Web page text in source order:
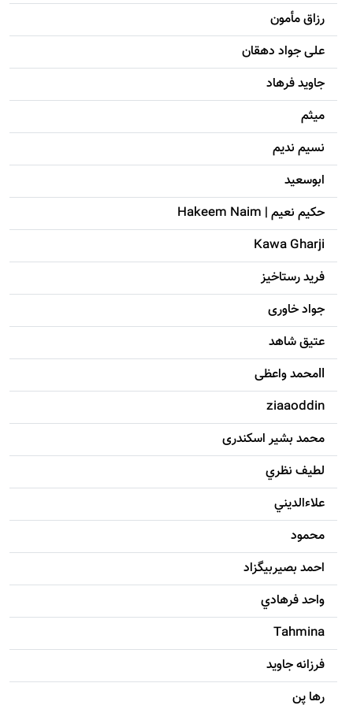
رزاق مأمون
علی جواد دهقان
جاويد فرهاد
میثم
نسیم ندیم
ابوسعيد
حکيم نعيم | Hakeem Naim
Kawa Gharji
فرید رستاخیز
جواد خاوری
عتیق شاهد
llمحمد واعظی
ziaaoddin
محمد بشیر اسکندری
لطيف نظري
علاءالديني
محمود
احمد بصيربيگزاد
واحد فرهادي
Tahmina
فرزانه جاويد
رها پن